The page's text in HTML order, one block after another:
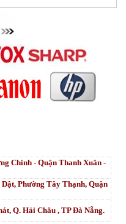
3500 | IM 4000 | IM
M610dn | M611dn |
M634 | MFP M635 |
Có chip_HALLOYA
Chinh - Quận Thanh Xuân -
Phường Tây Thạnh, Quận
Q. Hải Châu , TP Đà Nẵng.